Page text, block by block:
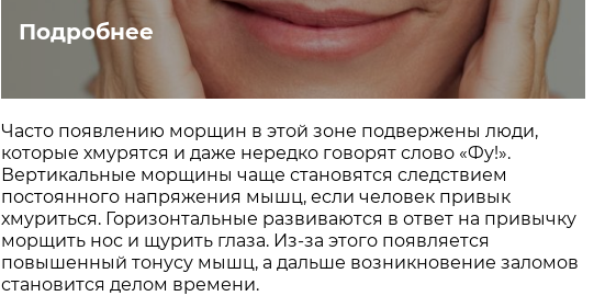
Подробнее
Часто появлению морщин в этой зоне подвержены люди,
которые хмурятся и даже нередко говорят слово «Фу!».
Вертикальные морщины чаще становятся следствием
постоянного напряжения мышц, если человек привык
хмуриться. Горизонтальные развиваются в ответ на привычку
морщить нос и щурить глаза. Из-за этого появляется
повышенный тонусу мышц, а дальше возникновение заломов
становится делом времени.